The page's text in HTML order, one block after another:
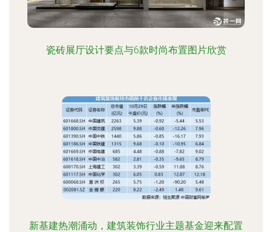
瓷砖展厅设计要点与6款时尚布置图片欣赏
新基建热潮涌动，建筑装饰行业主题基金迎来配置